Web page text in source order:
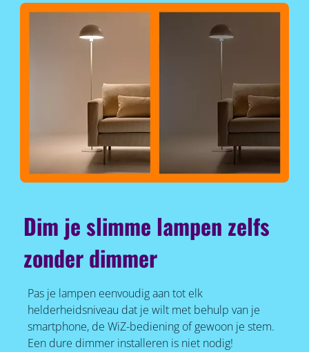
Dim je slimme lampen zelfs
zonder dimmer
Pas je lampen eenvoudig aan tot elk
helderheidsniveau dat je wilt met behulp van je
smartphone, de WiZ-bediening of gewoon je stem.
Een dure dimmer installeren is niet nodig!